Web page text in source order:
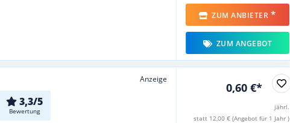
ZUM ANBIETER *
ZUM ANGEBOT
Anzeige
3,3/5
Bewertung
0,60 €*
jährl.
statt 12,00 € (Angebot für 1 Jahr )